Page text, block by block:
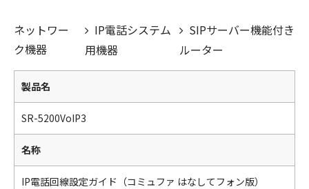
ネットワー
ク機器
IP電話システム
用機器
SIPサーバー機能付き
ルーター
製品名
SR-5200VoIP3
名称
IP電話回線設定ガイド（コミュファ はなしてフォン版）